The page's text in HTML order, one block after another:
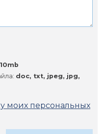
10mb
doc, txt, jpeg, jpg,
моих персональных